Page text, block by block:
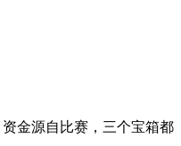
金源自比赛，三个宝箱都